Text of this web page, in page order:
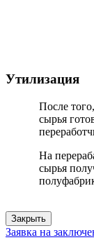
Утилизация
После
сырья
На
сырья
Закрыть
Заявка на